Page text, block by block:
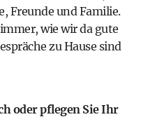
Freunde und Familie.
wie wir da gute
zu Hause sind
oder pflegen Sie Ihr